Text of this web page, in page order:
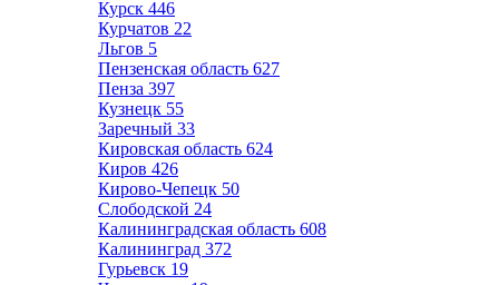
Курск 446
Курчатов 22
Льгов 5
Пензенская область 627
Пенза 397
Кузнецк 55
Заречный 33
Кировская область 624
Киров 426
Кирово-Чепецк 50
Слободской 24
Калининградская область 608
Калининград 372
Гурьевск 19